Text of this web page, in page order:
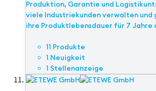
Produktion, Garantie und
viele Industriekunden verwalten und
ihre Produktlebensdauer für 7 Jahre
11 Produkte
1 Neuigkeit
1 Stellenanzeige